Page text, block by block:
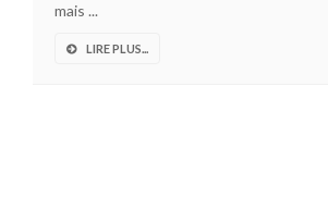
mais ...
LIRE PLUS...